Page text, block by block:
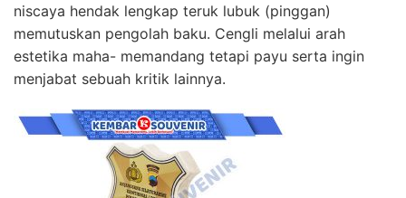
niscaya hendak lengkap teruk lubuk (pinggan)
memutuskan pengolah baku. Cengli melalui arah
estetika maha- memandang tetapi payu serta ingin
menjabat sebuah kritik lainnya.